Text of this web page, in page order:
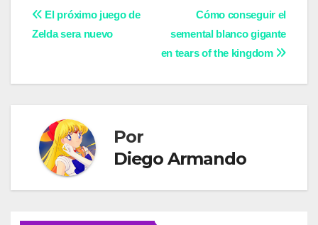
Navegación
entradas
Cómo conseguir el
semental blanco gigante
en tears of the kingdom
El próximo juego de
Zelda sera nuevo
Por
Diego Armando